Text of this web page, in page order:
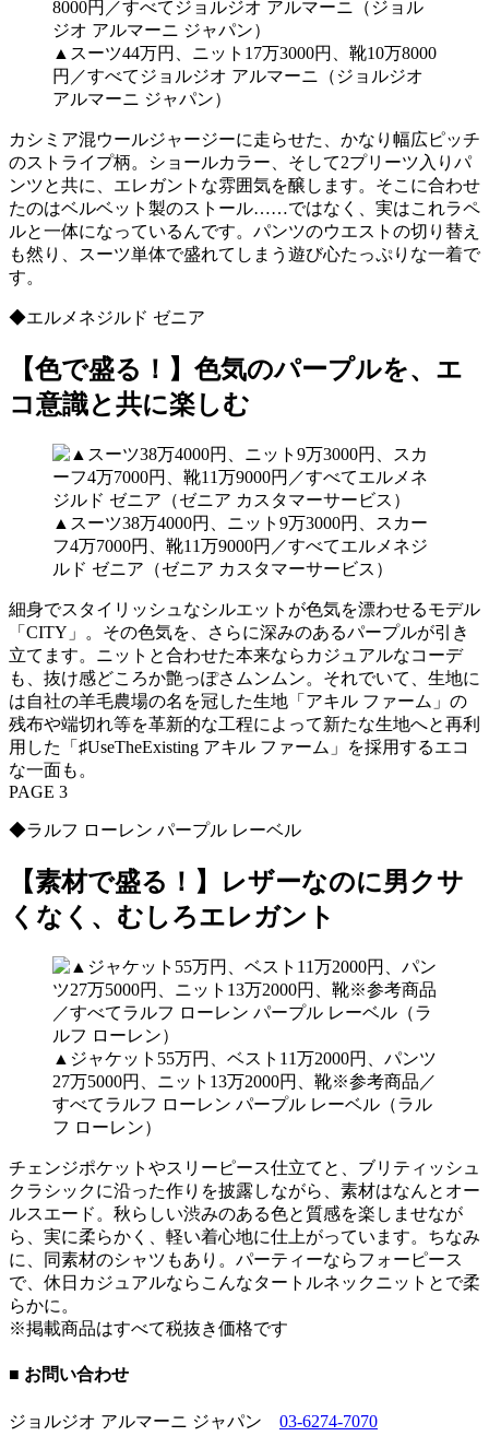
▲スーツ44万円、ニット17万3000円、靴10万8000
円／すべてジョルジオ アルマーニ（ジョルジオ
アルマーニ ジャパン）
カシミア混ウールジャージーに走らせた、かなり幅広ピッチ
のストライプ柄。ショールカラー、そして2プリーツ入りパ
ンツと共に、エレガントな雰囲気を醸します。そこに合わせ
たのはベルベット製のストール……ではなく、実はこれラペ
ルと一体になっているんです。パンツのウエストの切り替え
も然り、スーツ単体で盛れてしまう遊び心たっぷりな一着で
す。
◆エルメネジルド ゼニア
【色で盛る！】色気のパープルを、エ
コ意識と共に楽しむ
▲スーツ38万4000円、ニット9万3000円、スカー
フ4万7000円、靴11万9000円／すべてエルメネジ
ルド ゼニア（ゼニア カスタマーサービス）
細身でスタイリッシュなシルエットが色気を漂わせるモデル
「CITY」。その色気を、さらに深みのあるパープルが引き
立てます。ニットと合わせた本来ならカジュアルなコーデ
も、抜け感どころか艶っぽさムンムン。それでいて、生地に
は自社の羊毛農場の名を冠した生地「アキル ファーム」の
残布や端切れ等を革新的な工程によって新たな生地へと再利
用した「♯UseTheExisting アキル ファーム」を採用するエコ
な一面も。
PAGE 3
◆ラルフ ローレン パープル レーベル
【素材で盛る！】レザーなのに男クサ
くなく、むしろエレガント
▲ジャケット55万円、ベスト11万2000円、パンツ
27万5000円、ニット13万2000円、靴※参考商品／
すべてラルフ ローレン パープル レーベル（ラル
フ ローレン）
チェンジポケットやスリーピース仕立てと、ブリティッシュ
クラシックに沿った作りを披露しながら、素材はなんとオー
ルスエード。秋らしい渋みのある色と質感を楽しませなが
ら、実に柔らかく、軽い着心地に仕上がっています。ちなみ
に、同素材のシャツもあり。パーティーならフォーピース
で、休日カジュアルならこんなタートルネックニットとで柔
らかに。
※掲載商品はすべて税抜き価格です
■ お問い合わせ
ジョルジオ アルマーニ ジャパン 03-6274-7070